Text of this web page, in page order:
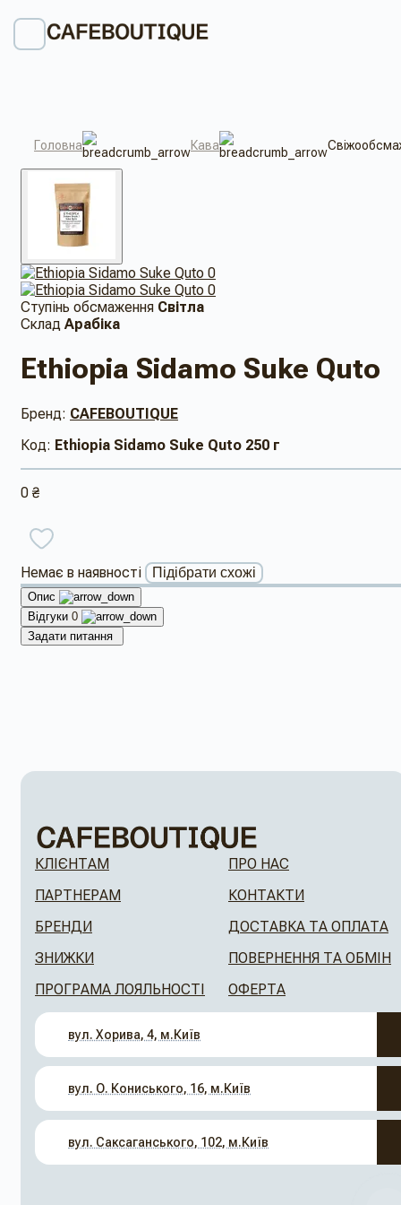
Головна Кава
Ступінь обсмаження Світла
Склад Арабіка
Ethiopia Sidamo Suke Quto
Бренд: CAFEBOUTIQUE
Код: Ethiopia Sidamo Suke Quto 250 г
0 ₴
Немає в наявності Підібрати схожі
Опис
Відгуки 0
Задати питання
КЛІЄНТАМ
ПАРТНЕРАМ
БРЕНДИ
ЗНИЖКИ
ПРОГРАМА ЛОЯЛЬНОСТІ
ПРО НАС
КОНТАКТИ
ДОСТАВКА ТА ОПЛАТА
ПОВЕРНЕННЯ ТА ОБМІН
ОФЕРТА
вул. Хорива, 4, м.Київ
вул. О. Кониського, 16, м.Київ
вул. Саксаганського, 102, м.Київ